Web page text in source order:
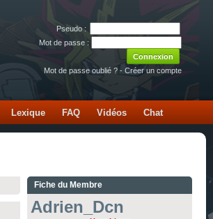
Pseudo :
Mot de passe :
Mot de passe oublié ? - Créer un compte
Lexique FAQ Vidéos Chat
Fiche du Membre
Adrien_Dcn